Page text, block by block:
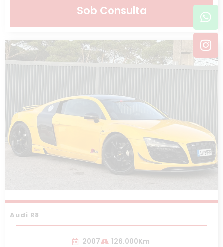
Sob Consulta
Audi R8
2007
126.000Km